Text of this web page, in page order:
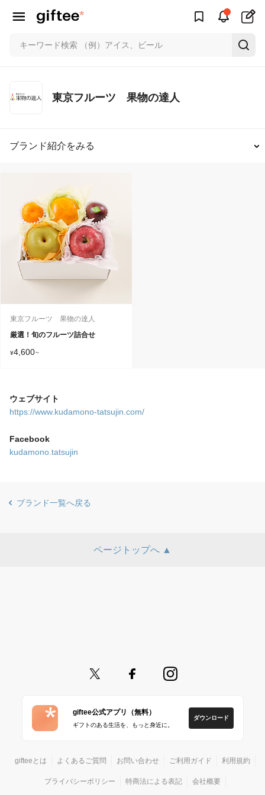
東京フルーツ 果物の達人
ブランド紹介をみる
東京フルーツ 果物の達人
厳選！旬のフルーツ詰合せ
¥4,600~
ウェブサイト
https://www.kudamono-tatsujin.com/
Facebook
kudamono.tatsujin
ブランド一覧へ戻る
ページトップへ ▲
giftee公式アプリ（無料）
ギフトのある生活を、もっと身近に。
ダウンロード
gifteeとは よくあるご質問 お問い合わせ ご利用ガイド 利用規約
プライバシーポリシー 特商法による表記 会社概要